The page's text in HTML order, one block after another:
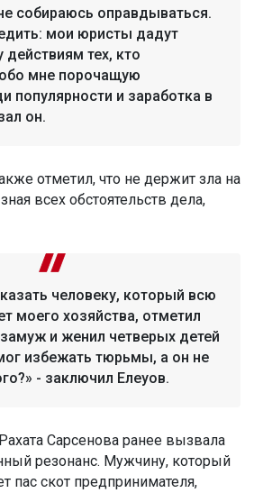
собираюсь оправдываться.
мои юристы дадут
тех, кто
мне порочащую
популярности и заработка в
он.
отметил, что не держит зла на
всех обстоятельств дела,
человеку, который всю
моего хозяйства, отметил
и женил четверых детей
избежать тюрьмы, а он не
- заключил Елеуов.
Сарсенова ранее вызвала
резонанс. Мужчину, который
пас скот предпринимателя,